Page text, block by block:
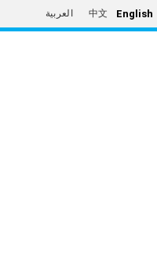
العربية 中文 English